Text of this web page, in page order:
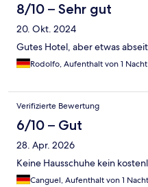
8/10 – Sehr gut
20. Okt. 2024
Gutes Hotel, aber etwas
Rodolfo, Aufenthalt von 1 Nacht
Verifizierte Bewertung
6/10 – Gut
28. Apr. 2026
Keine Hausschuhe kein
Canguel, Aufenthalt von 1 Nacht